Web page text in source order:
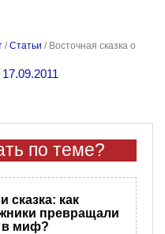
/Статьи / Восточная сказка о
по теме?
сказка: как
превращали
в миф?